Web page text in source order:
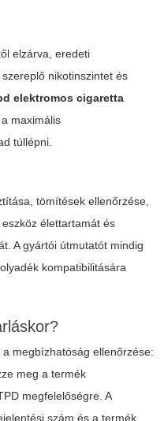
elzárva, eredeti
nikotinszintet és
elektromos cigaretta
maximális
túllépni.
tömítések ellenőrzése,
élettartamát és
A gyártói útmutatót mindig
kompatibilitására
megbízhatóság ellenőrzése:
meg a termék
megfelelőségre. A
szám és a termék